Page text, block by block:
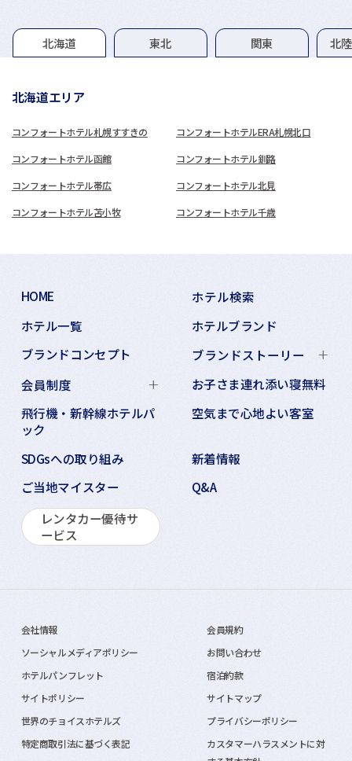
グループホテル一覧
北海道 東北 関東 北
北海道エリア
コンフォートホテル札幌すすきの コンフォートホテルERA札幌北口
コンフォートホテル函館 コンフォートホテル釧路
コンフォートホテル帯広 コンフォートホテル北見
コンフォートホテル苫小牧 コンフォートホテル千歳
HOME
ホテル検索
ホテル一覧
ホテルブランド
ブランドコンセプト
ブランドストーリー
会員制度
お子さま連れ添い寝無料
飛行機・新幹線ホテルパ
ック
空気まで心地よい客室
SDGsへの取り組み
新着情報
ご当地マイスター
Q&A
レンタカー優待サ
ービス
会社情報
会員規約
ソーシャルメディアポリシー
お問い合わせ
ホテルパンフレット
宿泊約款
サイトポリシー
サイトマップ
世界のチョイスホテルズ
プライバシーポリシー
特定商取引法に基づく表記
カスタマーハラスメントに対